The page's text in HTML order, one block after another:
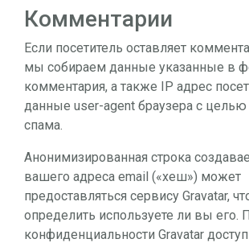
Комментарии
Если посетитель оставляет
мы собираем данные указанные в
комментария, а также IP адрес
данные user-agent браузера с
спама.
Анонимизированная строка
вашего адреса email («хеш») может
предоставляться сервису Gravatar,
определить используете ли вы его.
конфиденциальности Gravatar